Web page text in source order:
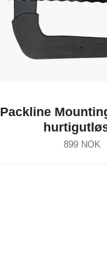
Packline
899 NOK